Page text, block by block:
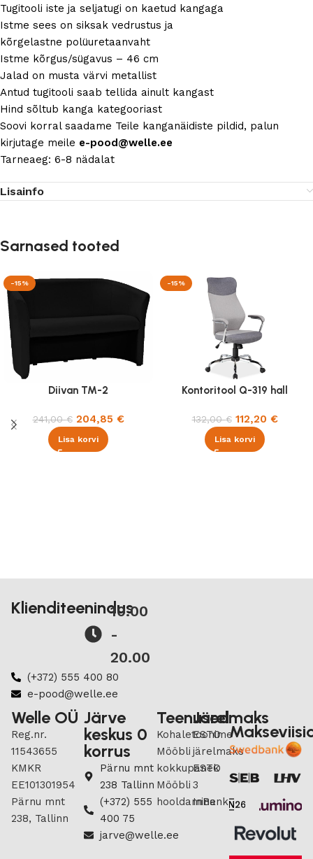
Tugitooli iste ja seljatugi on kaetud kangaga
Istme sees on siksak vedrustus ja
kõrgelastne polüuretaanvaht
Istme kõrgus/sügavus – 46 cm
Jalad on musta värvi metallist
Antud tugitooli saab tellida ainult kangast
Hind sõltub kanga kategooriast
Soovi korral saadame Teile kanganäidiste pildid, palun
kirjutage meile e-pood@welle.ee
Tarneaeg: 6-8 nädalat
Lisainfo
Sarnased tooted
-15%
Diivan TM-2
241,00€ 204,85 €
Lisa korvi
-15%
Kontoritool Q-319 hall
132,00€ 112,20 €
Lisa korvi
Klienditeenindus
10.00
-
20.00
(+372) 555 400 80
e-pood@welle.ee
Welle OÜ
Reg.nr.
11543655
KMKR
EE101301954
Pärnu mnt
238, Tallinn
Järve
keskus 0
korrus
Pärnu mnt
238 Tallinn
(+372) 555
400 75
jarve@welle.ee
Teenused
Kohaletoonime
Mööbli
kokkupanek
Mööbli
hooldamine
Järelmaks
ESTO
järelmaks
ESTO
3
InBank